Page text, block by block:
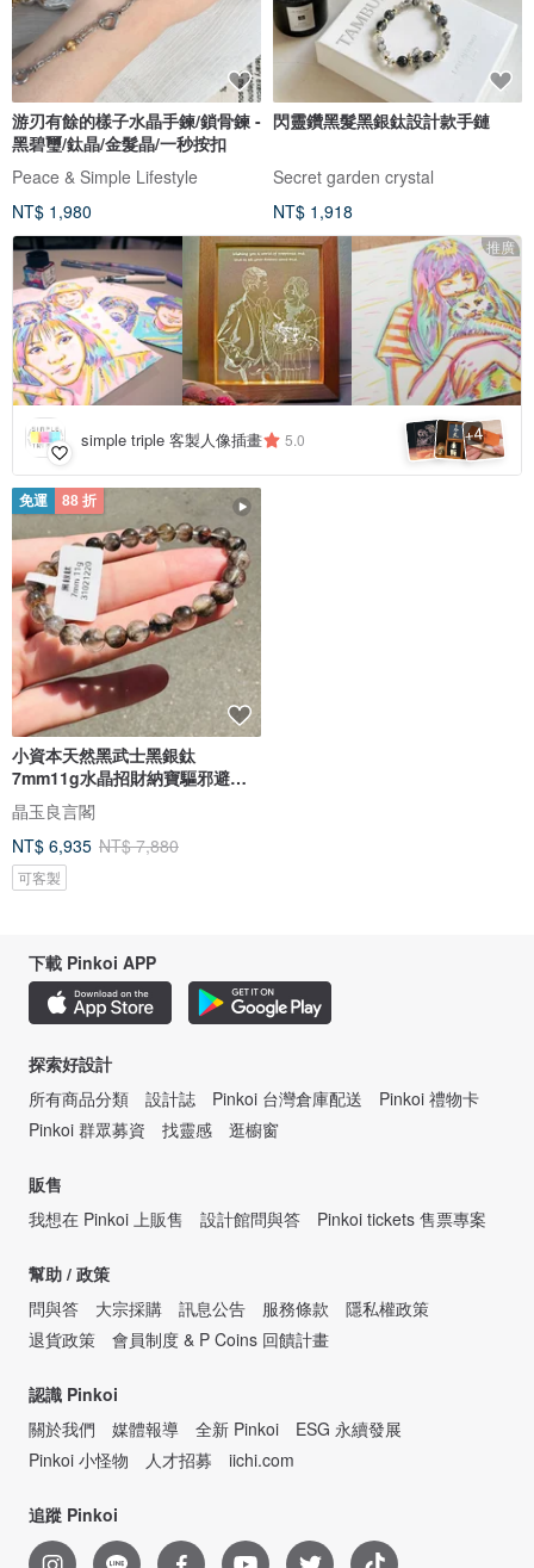
游刃有餘的樣子水晶手鍊/鎖骨鍊 -
黑碧璽/鈦晶/金髮晶/一秒按扣
Peace & Simple Lifestyle
NT$ 1,980
閃靈鑽黑髮黑銀鈦設計款手鏈
Secret garden crystal
NT$ 1,918
推廣
simple triple 客製人像插畫 5.0 +4
免運 88 折
小資本天然黑武士黑銀鈦
7mm11g水晶招財納寶驅邪避煞
防小人
晶玉良言閣
NT$ 6,935 NT$ 7,880
可客製
下載 Pinkoi APP
探索好設計
所有商品分類
設計誌 Pinkoi 台灣倉庫配送
Pinkoi 禮物卡
Pinkoi 群眾募資
找靈感 逛櫥窗
販售
我想在 Pinkoi 上販售
設計館問與答 Pinkoi tickets 售票專案
幫助 / 政策
問與答
大宗採購 訊息公告 服務條款
隱私權政策
退貨政策
會員制度 & P Coins 回饋計畫
認識 Pinkoi
關於我們
媒體報導 全新 Pinkoi
ESG 永續發展
Pinkoi 小怪物
人才招募 iichi.com
追蹤 Pinkoi